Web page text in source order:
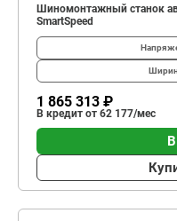
Шиномонтажный станок
SmartSpeed
1 865 313 ₽
В кредит от 62 177/мес